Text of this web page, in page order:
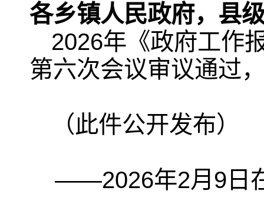
各乡镇人民政府，县
2026年《政府工作
第六次会议审议通过
（此件公开发布）
——2026年2月9日